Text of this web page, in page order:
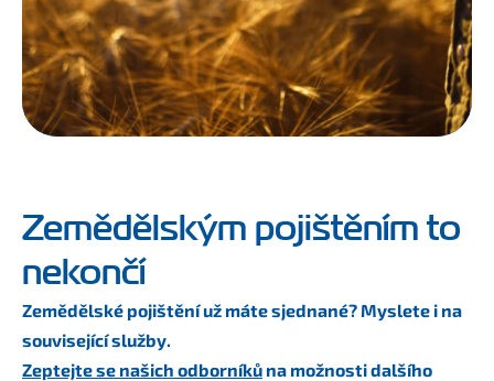
Zemědělským pojištěním to
nekončí
Zemědělské pojištění už máte sjednané? Myslete i na
související služby.
Zeptejte se našich odborníků na možnosti dalšího